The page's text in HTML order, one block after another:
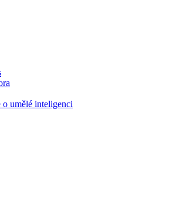
problém?
(poté stiskni E pro editaci)
o umělé inteligenci